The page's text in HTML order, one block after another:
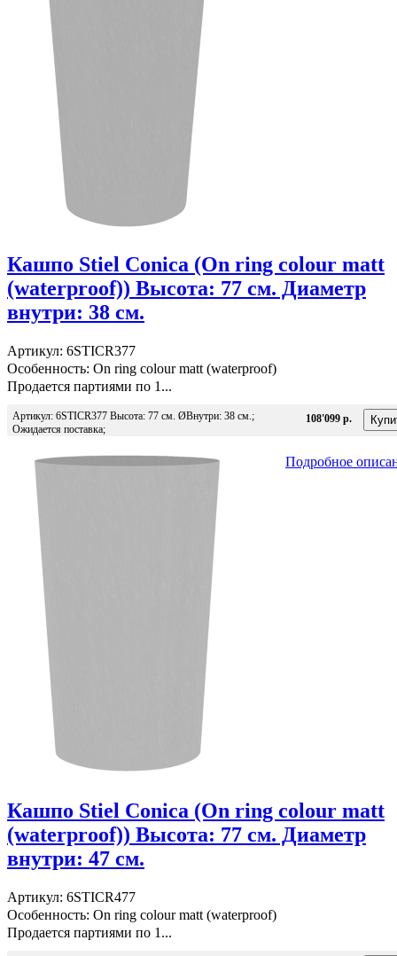
Кашпо Stiel Conica (On ring colour matt
(waterproof)) Высота: 77 см. Диаметр
внутри: 38 см.
Артикул: 6STICR377
Особенность: On ring colour matt (waterproof)
Продается партиями по 1...
Артикул: 6STICR377 Высота: 77 см. ØВнутри: 38 см.;
Ожидается поставка;
108'099 р.
Подробное
Кашпо Stiel Conica (On ring colour matt
(waterproof)) Высота: 77 см. Диаметр
внутри: 47 см.
Артикул: 6STICR477
Особенность: On ring colour matt (waterproof)
Продается партиями по 1...